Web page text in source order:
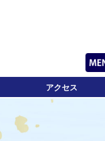
アクセス